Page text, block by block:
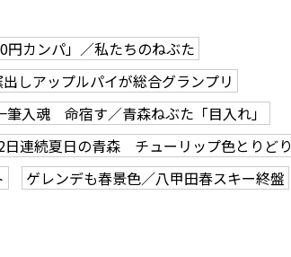
カンパ」／私たちのねぶた
しアップルパイが総合グランプリ
筆入魂 命宿す／青森ねぶた「目入れ」
日連続夏日の青森 チューリップ色とりどり
ゲレンデも春景色／八甲田春スキー終盤